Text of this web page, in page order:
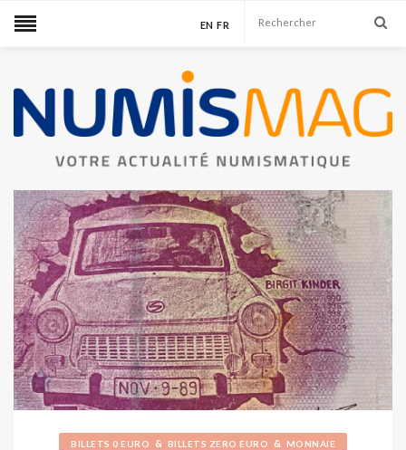
EN FR
BILLETS 0 EURO & BILLETS ZERO EURO & MONNAIE